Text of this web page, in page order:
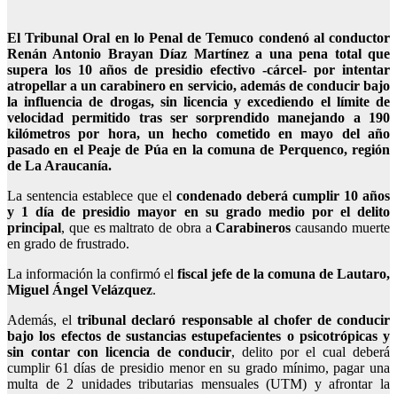
ElTribunal Oral en lo Penal de Temuco condenó al conductor
Renán Antonio Brayan Díaz Martínez a una pena total que
supera los 10 años de presidio efectivo -cárcel- por intentar
atropellar a un carabinero en servicio, además de conducir bajo
la influencia de drogas, sin licencia y excediendo el límite de
velocidad permitido tras ser sorprendido manejando a 190
kilómetros por hora, un hecho cometido en mayo del año
pasado en el Peaje de Púa en la comuna de Perquenco, región
de La Araucanía.
La sentencia establece que el condenado deberá cumplir 10 años
y 1 día de presidio mayor en su grado medio por el delito
principal, que es maltrato de obra aCarabineros causando muerte
en grado de frustrado.
La información la confirmó el fiscal jefe de la comuna de Lautaro,
Miguel Ángel Velázquez.
Además, eltribunal declaró responsable al chofer de conducir
bajo los efectos de sustancias estupefacientes o psicotrópicas y
sin contar con licencia de conducir, delito por el cual deberá
cumplir 61 días de presidio menor en su grado mínimo, pagar una
multa de 2 unidades tributarias mensuales (UTM) y afrontar la